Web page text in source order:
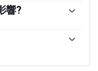
策來影響信貸狀況，
。
當中國經濟表現良好
料、商品和服務，從
此，中國經濟增長數
響?
是其主要出口目的地。
動因素。一般來說，
情況則正好相反。較高
澳大利亞生產受歡迎的